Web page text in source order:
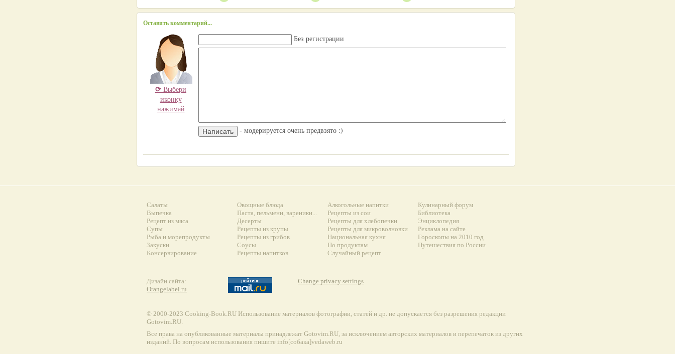
Оставить комментарий...
⟳ Выбери
иконку
нажимай
Без регистрации
- модерируется очень предвзято :)
Салаты
Выпечка
Рецепт из мяса
Супы
Рыба и морепродукты
Закуски
Консервирование
Овощные блюда
Паста, пельмени, вареники...
Десерты
Рецепты из крупы
Рецепты из грибов
Соусы
Рецепты напитков
Алкогольные напитки
Рецепты из сои
Рецепты для хлебопечки
Рецепты для микроволновки
Национальная кухня
По продуктам
Случайный рецепт
Кулинарный форум
Библиотека
Энциклопедия
Реклама на сайте
Гороскопы на 2010 год
Путешествия по России
Дизайн сайта:
Orangelabel.ru
Change privacy settings
© 2000-2023 Сooking-Book.RU Использование материалов фотографии, статей и др. не допускается без разрешения редакции
Gotovim.RU.
Все права на опубликованные материалы принадлежат Gotovim.RU, за исключением авторских материалов и перепечаток из других
изданий. По вопросам использования пишите info[собака]vedaweb.ru